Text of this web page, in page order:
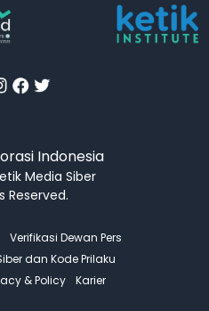
Indonesia
Media Siber
Reserved.
Verifikasi Dewan Pers
dan Kode Prilaku
& Policy Karier